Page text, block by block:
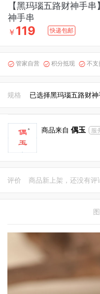
【黑玛瑙五路财神手
神手串
￥ 119 快递包邮
 管家自营  积分抵现  不支
规格 已选择黑玛瑙五路财神
商品来自 偶玉 服
评价 商品新上架，还没有评